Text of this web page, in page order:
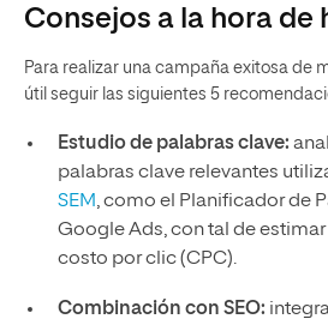
Consejos a la hora de
Para realizar una campaña exitosa de
útil seguir las siguientes 5
Estudio de palabras clave:
palabras clave relevantes
SEM, como el Planificador de
Google Ads, con tal de
costo por clic (CPC).
Combinación con SEO: